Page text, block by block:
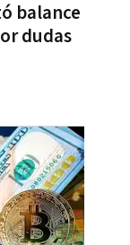
balance
dudas